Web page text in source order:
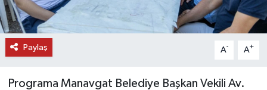
Paylaş A- A+
Programa Manavgat Belediye Başkan Vekili Av.
VİDEO HABERLER
YAZARLAR
RESMİ İLAN